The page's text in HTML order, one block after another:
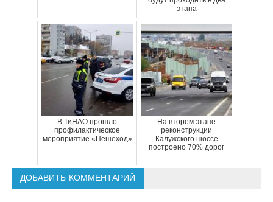
этапа
В ТиНАО прошло
профилактическое
мероприятие «Пешеход»
На втором этапе
реконструкции
Калужского шоссе
построено 70% дорог
ДОБАВИТЬ КОММЕНТАРИЙ